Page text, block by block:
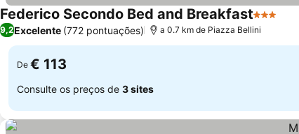
Federico Secondo Bed and Breakfast3 Estrelas
9,2Excelente (772 pontuações) a 0.7 km de Piazza Bellini
De € 113
Consulte os preços de 3 sites